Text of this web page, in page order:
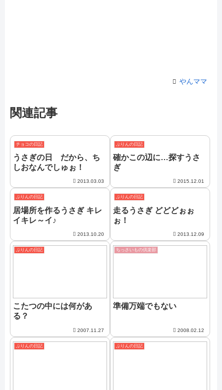
やんママ
関連記事
チョコの日記
うさぎの日 だから、ち
しおなんでしゅぉ！
2013.03.03
ぷりんの日記
確かこの辺に…探すうさ
ぎ
2015.12.01
ぷりんの日記
居場所を作るうさぎ キレ
イキレ～イ♪
2013.10.20
ぷりんの日記
走るうさぎ どどどぉぉ
ぉ！
2013.12.09
ぷりんの日記
こたつの中には何があ
る？
2007.11.27
ちっさいもの倶楽部
準備万端でもない
2008.02.12
ぷりんの日記 ぷりんの日記